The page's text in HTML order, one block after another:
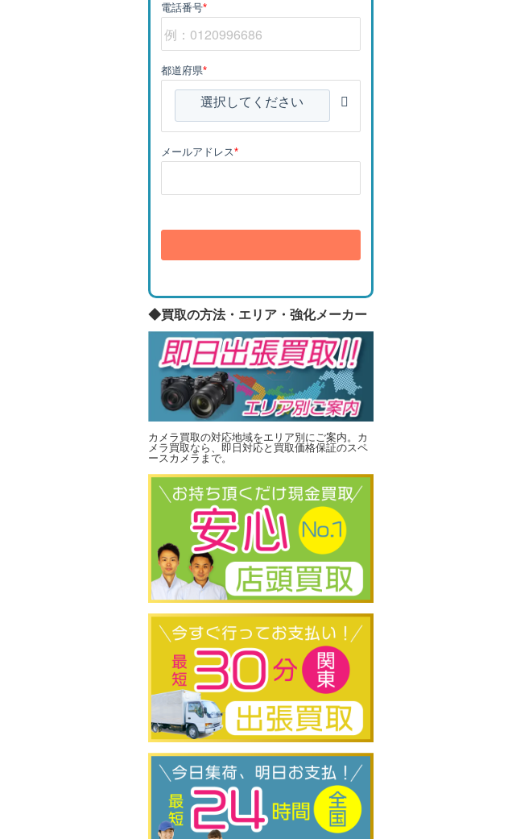
電話番号*
都道府県*
選択してください
メールアドレス*
◆買取の方法・エリア・強化メーカー
カメラ買取の対応地域をエリア別にご案内。カ
メラ買取なら、即日対応と買取価格保証のスペ
ースカメラまで。